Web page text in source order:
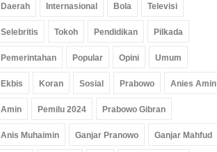
Daerah Internasional Bola Televisi
Selebritis Tokoh Pendidikan Pilkada
Pemerintahan Popular Opini Umum
Ekbis Koran Sosial Prabowo Anies Amin
Amin Pemilu 2024 Prabowo Gibran
Anis Muhaimin Ganjar Pranowo Ganjar Mahfud